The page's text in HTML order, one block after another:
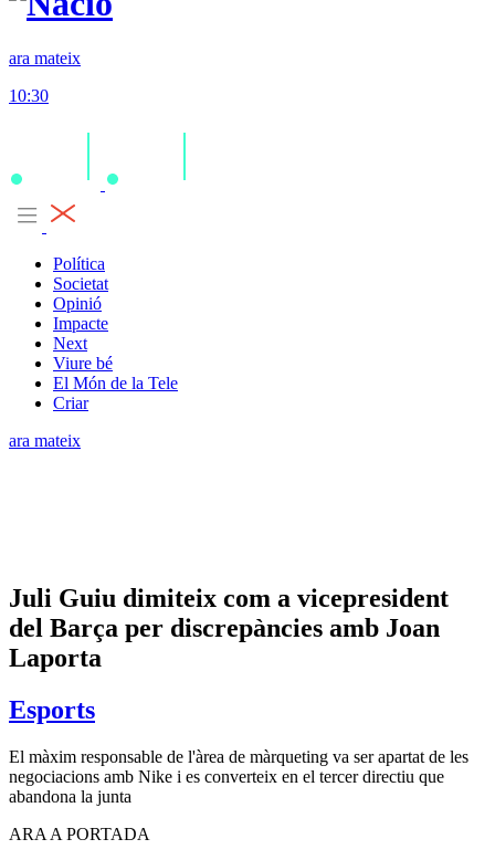
ara mateix
10:30
Política
Societat
Opinió
Impacte
Next
Viure bé
El Món de la Tele
Criar
ara mateix
Juli Guiu dimiteix com a vicepresident
del Barça per discrepàncies amb Joan
Laporta
Esports
El màxim responsable de l'àrea de màrqueting va ser apartat de les
negociacions amb Nike i es converteix en el tercer directiu que
abandona la junta
ARA A PORTADA